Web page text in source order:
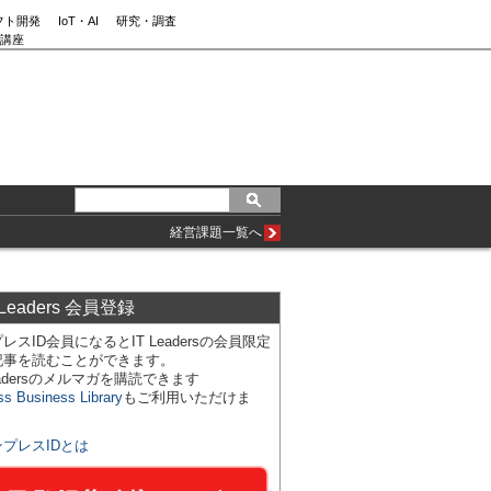
ト開発 IoT・AI
研究・調査
座
経営課題一覧へ
会員登録
スID会員になるとIT Leadersの会員限定
を読むことができます。
のメルマガを購読できます
Business Libraryもご利用いただけま
プレスIDとは